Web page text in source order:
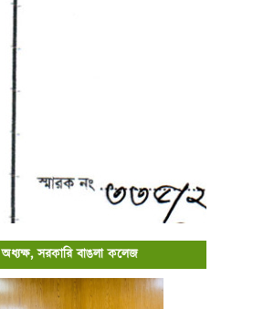
অধ্যক্ষ, সরকারি বাঙলা কলেজ